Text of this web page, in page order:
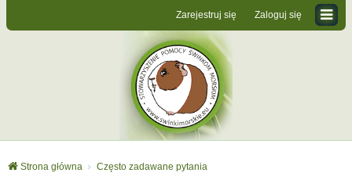
Zaloguj się
Zarejestruj się
Strona główna Często zadawane pytania